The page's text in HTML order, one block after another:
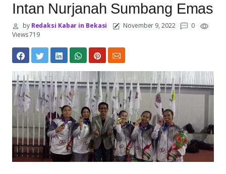
Intan Nurjanah Sumbang Emas
byRedaksi Kabar in Bekasi November 9, 2022
0
Views 719